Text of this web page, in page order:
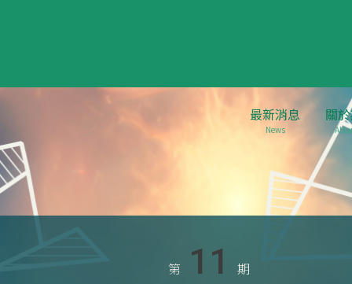
最新消息
News
關
第 11 期